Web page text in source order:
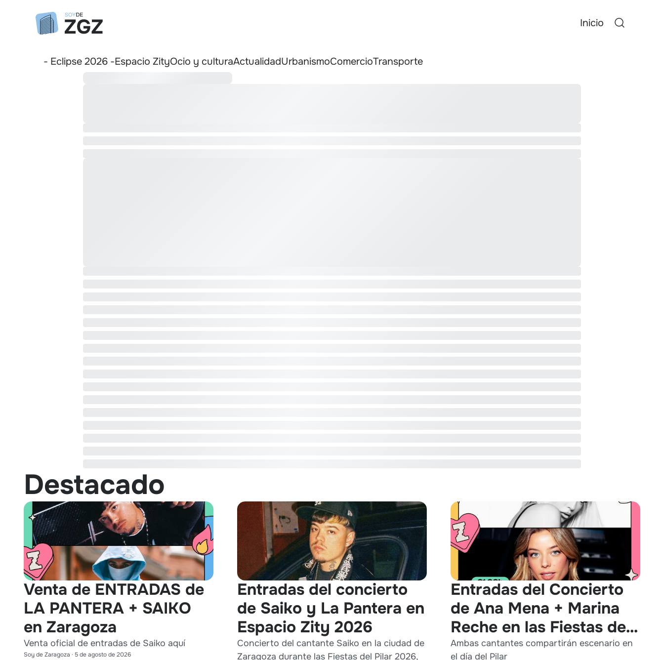
Inicio
- Eclipse 2026 -Espacio ZityOcio y culturaActualidadUrbanismoComercioTransporte
Destacado
Venta de ENTRADAS de
LA PANTERA + SAIKO
en Zaragoza
Venta oficial de entradas de Saiko aquí
Soy de Zaragoza · 5 de agosto de 2026
Entradas del concierto
de Saiko y La Pantera en
Espacio Zity 2026
Concierto del cantante Saiko en la ciudad de
Zaragoza durante las Fiestas del Pilar 2026,
Entradas del Concierto
de Ana Mena + Marina
Reche en las Fiestas del
Pilar 2026
Ambas cantantes compartirán escenario en
el día del Pilar